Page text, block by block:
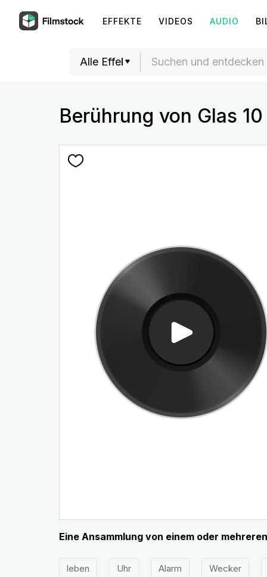
EFFEKTE VIDEOS AUDIO
Berührung von Glas 10
Eine Ansammlung von einem oder
leben Uhr Alarm Wecker